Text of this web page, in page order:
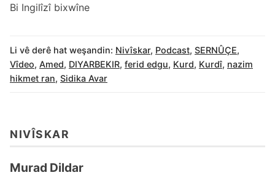
Bi Ingilîzî bixwîne
Li vê derê hat weşandin: Nivîskar, Podcast, SERNÛÇE,
Vîdeo, Amed, DIYARBEKIR, ferid edgu, Kurd, Kurdî, nazim
hikmet ran, Sidika Avar
NIVÎSKAR
Murad Dildar